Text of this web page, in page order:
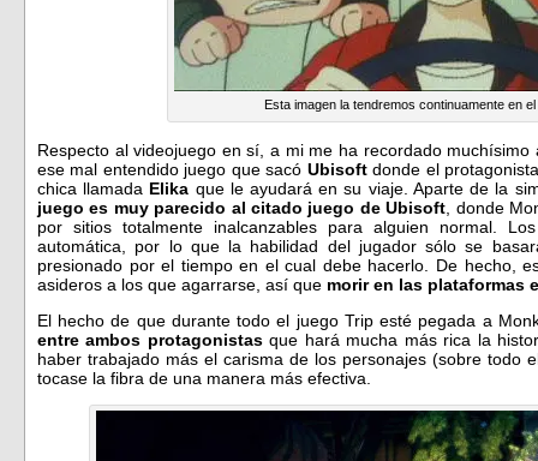
Esta imagen la tendremos continuamente en
Respecto al videojuego en sí, a mi me ha recordado
ese mal entendido juego que sacó Ubisoft donde el
chica llamada Elika que le ayudará en su viaje. Aparte de la
juego es muy parecido al citado juego de Ubisoft , donde
por sitios totalmente inalcanzables para alguien normal.
automática, por lo que la habilidad del jugador sólo se
presionado por el tiempo en el cual debe hacerlo. De hecho,
asideros a los que agarrarse, así que morir en las plataformas
El hecho de que durante todo el juego Trip esté pegada a
entre ambos protagonistasque hará mucha más rica la
haber trabajado más el carisma de los personajes (sobre todo
tocase la fibra de una manera más efectiva.